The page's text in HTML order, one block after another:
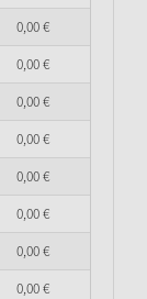
0,00€
0,00€
0,00€
0,00€
0,00€
0,00€
0,00€
0,00€